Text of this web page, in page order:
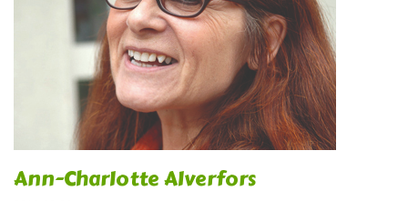
Ann-Charlotte Alverfors